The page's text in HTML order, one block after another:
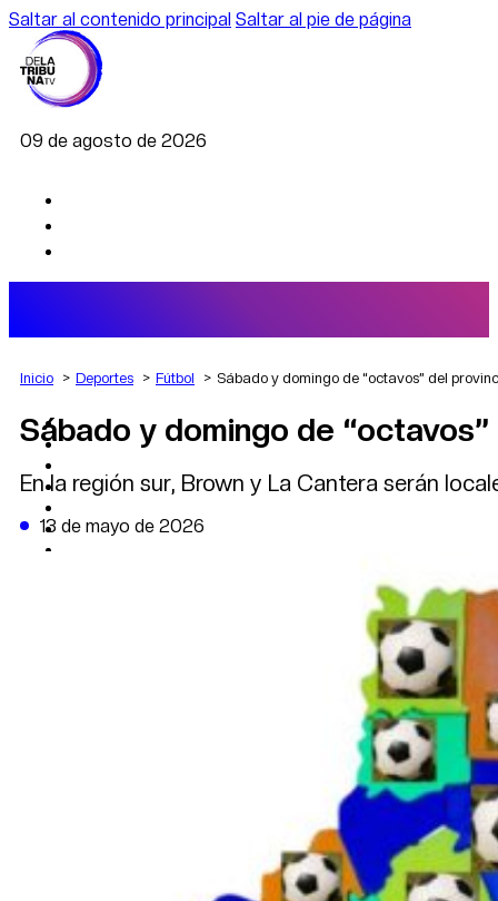
Saltar al contenido principal Saltar al pie de página
09 de agosto de 2026
AGRO
DEPORTES
POLÍTICA
DATA FIRME
Inicio Deportes Fútbol Sábado y domingo de “octavos” del
Sábado y domingo de
En la región sur, Brown y La Cantera serán
13 de mayo de 2026